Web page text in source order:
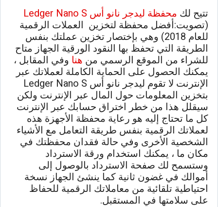
تتيح لك محفظة ليدجر نانو أس Ledger Nano S
(تصويت:أفضل محفظة لتخزين العملات الرقمية
للعام 2018) وهي بإختصار تخزين عملتك بنفس
الطريقة التي تحفظ بها النقود الورقية الجهاز متاح
للشراء من الموقع الرسمي من هنا وفي المقابل ،
يمكنك الحصول على الحماية الكاملة لعملاتك عبر
الإنترنت لا تقوم ليدجر نانو أس Ledger Nano S
بتخزين المعلومات حول المال عبر الإنترنت ولكن
سيقلل هذا من خطر اختراق حسابك عبر الإنترنت
كل ما تحتاج إليه هو رعاية محفظة الأجهزة هذه
لعملاتك الرقمية بنفس طريقة التعامل مع الأشياء
الشخصية الأخرى وفي حالة فقدان محفظتك في
مكان ما ، يمكنك استخدام ورقة الاسترداد
وستسمح لك صفحة الاسترداد بالوصول إلى
أموالك في غضون ثانية كما ينشئ الجهاز نسخة
احتياطية تلقائية من معاملاتك الرقمية للحفاظ
على سلامتها في المستقبل.